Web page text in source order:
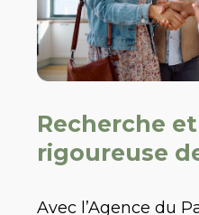
Recherche
rigoureuse
Avec l’Agence du